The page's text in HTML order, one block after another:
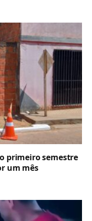
primeiro semestre
um mês